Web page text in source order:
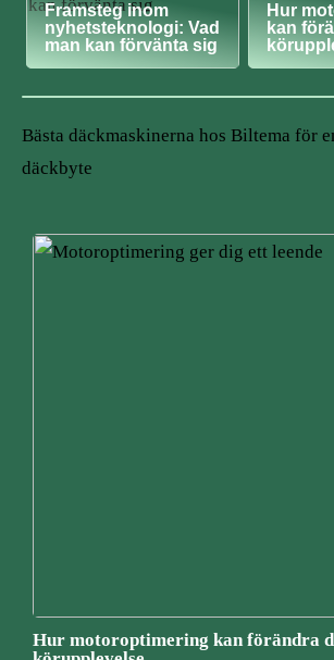
Framsteg inom
nyhetsteknologi: Vad
man kan förvänta sig
Hur
kan
Bästa däckmaskinerna hos Biltema för
däckbyte
Hur motoroptimering kan förändra